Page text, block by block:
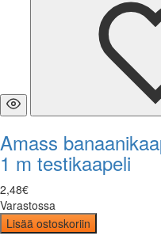
Amass
1 m testikaapeli
2,48€
Varastossa
Lisää ostoskoriin